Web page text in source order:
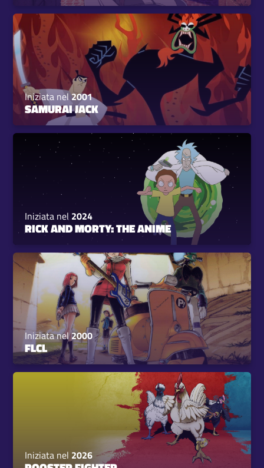
Iniziata nel2001
SAMURAI JACK
Iniziata nel 2024
RICK AND MORTY: THE ANIME
Iniziata nel2000
FLCL
Iniziata nel 2026